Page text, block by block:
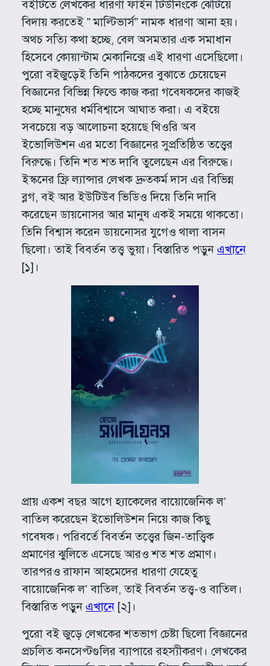
বইটিতে লেখকের ধারণা ফাইন টিউনিংকে ঝেটিয়ে
বিদায় করতেই ” মাল্টিভার্স” নামক ধারণা আনা হয়।
অথচ সত্যি কথা হচ্ছে, বেল অসমতার এক সমাধান
হিসেবে কোয়ান্টাম মেকানিক্সে এই ধারণা এসেছিলো।
পুরো বইজুড়েই তিনি পাঠকদের বুঝাতে চেয়েছেন
বিজ্ঞানের বিভিন্ন ফিল্ডে কাজ করা গবেষকদের কাজই
হচ্ছে মানুষের ধর্মবিশ্বাসে আঘাত করা। এ বইয়ে
সবচেয়ে বড় আলোচনা হয়েছে থিওরি অব
ইভোলিউশন এর মতো বিজ্ঞানের সুপ্রতিষ্ঠিত তত্ত্বের
বিরুদ্ধে। তিনি শত শত দাবি তুলেছেন এর বিরুদ্ধে।
ইস্কনের ফ্রি ল্যান্সার লেখক দ্রুতকর্ম দাস এর বিভিন্ন
ব্লগ, বই আর ইউটিউব ভিডিও দিয়ে তিনি দাবি
করেছেন ডায়নোসর আর মানুষ একই সময়ে থাকতো।
তিনি বিশ্বাস করেন ডায়নোসর যুগেও থালা বাসন
ছিলো। তাই বিবর্তন তত্ত্ব ভুয়া। বিস্তারিত পড়ুন এখানে
[১]।
প্রায় একশ বছর আগে হ্যাকেলের বায়োজেনিক ল’
বাতিল করেছেন ইভোলিউশন নিয়ে কাজ কিছু
গবেষক। পরিবর্তে বিবর্তন তত্ত্বের জিন-তাত্ত্বিক
প্রমাণের ঝুলিতে এসেছে আরও শত শত প্রমাণ।
তারপরও রাফান আহমেদের ধারণা যেহেতু
বায়োজেনিক ল’ বাতিল, তাই বিবর্তন তত্ত্ব-ও বাতিল।
বিস্তারিত পড়ুন এখানে[২]।
পুরো বই জুড়ে লেখকের শতভাগ চেষ্টা ছিলো বিজ্ঞানের
প্রচলিত কনসেপ্টগুলির ব্যাপারে রহস্যীকরণ। লেখকের